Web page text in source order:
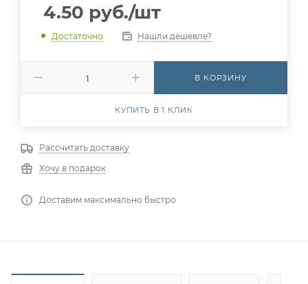
4.50 руб./шт
Достаточно Нашли дешевле?
В КОРЗИНУ
КУПИТЬ В 1 КЛИК
Рассчитать доставку
Хочу в подарок
Доставим максимально быстро